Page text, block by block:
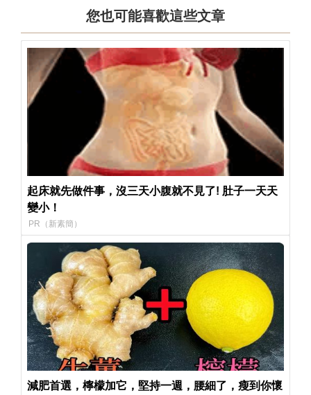
您也可能喜歡這些文章
起床就先做件事，沒三天小腹就不見了! 肚子一天天
變小！
PR（新素簡）
減肥首選，檸檬加它，堅持一週，腰細了，瘦到你懷